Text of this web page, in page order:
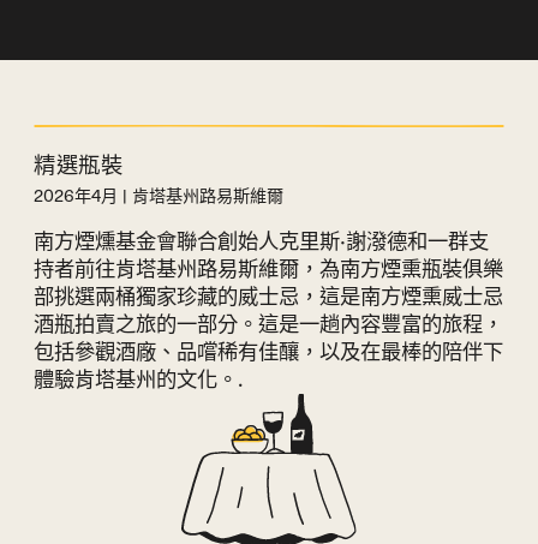
精選瓶裝
2026年4月 | 肯塔基州路易斯維爾
南方煙燻基金會聯合創始人克里斯·謝潑德和一群支
持者前往肯塔基州路易斯維爾，為南方煙熏瓶裝俱樂
部挑選兩桶獨家珍藏的威士忌，這是南方煙熏威士忌
酒瓶拍賣之旅的一部分。這是一趟內容豐富的旅程，
包括參觀酒廠、品嚐稀有佳釀，以及在最棒的陪伴下
體驗肯塔基州的文化。.